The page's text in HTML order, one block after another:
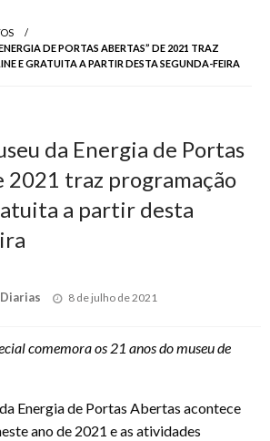
DE PORTAS ABERTAS” DE 2021 TRAZ
E GRATUITA A PARTIR DESTA SEGUNDA-FEIRA
da Energia de Portas
2021 traz programação
a partir desta
Posted
8 de julho de 2021
comemora os 21 anos do museu de
Energia de Portas Abertas acontece
ano de 2021 e as atividades